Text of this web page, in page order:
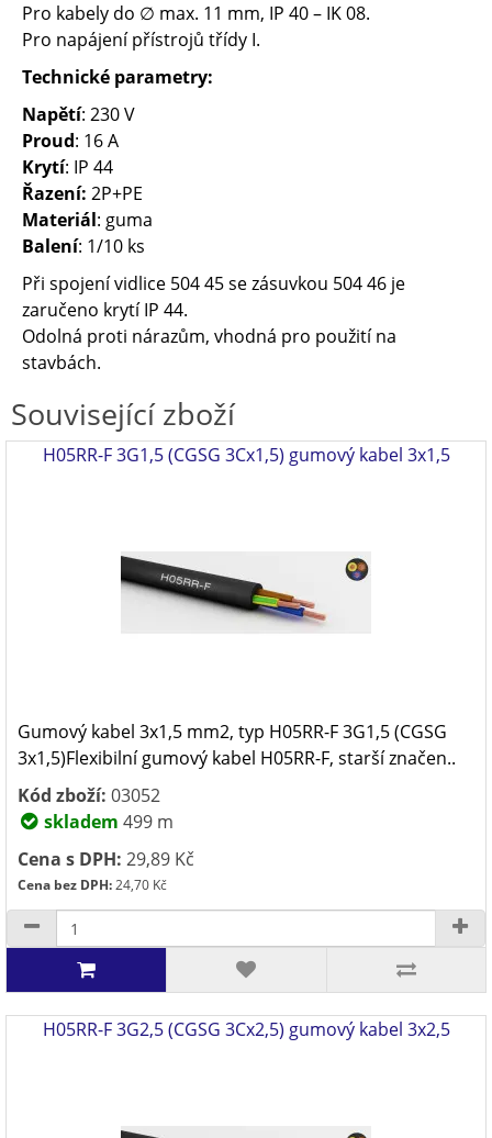
Pro kabely do ∅ max. 11 mm, IP 40 – IK 08.
Pro napájení přístrojů třídy I.
Technické parametry:
Napětí: 230 V
Proud: 16 A
Krytí: IP 44
Řazení: 2P+PE
Materiál: guma
Balení: 1/10 ks
Při spojení vidlice 504 45 se zásuvkou 504 46 je
zaručeno krytí IP 44.
Odolná proti nárazům, vhodná pro použití na
stavbách.
Související zboží
H05RR-F 3G1,5 (CGSG 3Cx1,5) gumový kabel 3x1,5
Gumový kabel 3x1,5 mm2, typ H05RR-F 3G1,5 (CGSG
3x1,5)Flexibilní gumový kabel H05RR-F, starší značen..
Kód zboží: 03052
skladem 499 m
Cena s DPH: 29,89 Kč
Cena bez DPH:24,70 Kč
H05RR-F 3G2,5 (CGSG 3Cx2,5) gumový kabel 3x2,5